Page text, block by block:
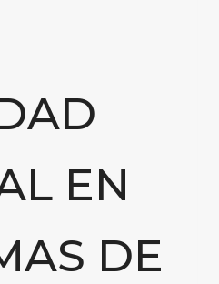
EN
DE